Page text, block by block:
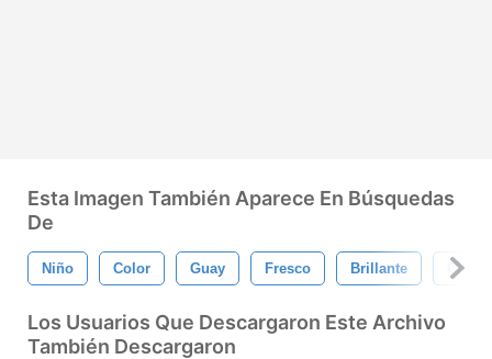
Esta Imagen También Aparece En Búsquedas
De
Niño Color Guay Fresco Brillante
Los Usuarios Que Descargaron Este Archivo
También Descargaron